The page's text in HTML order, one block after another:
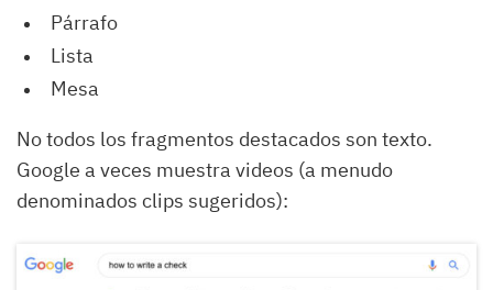
Párrafo
Lista
Mesa
No todos los fragmentos destacados son texto.
Google a veces muestra videos (a menudo
denominados clips sugeridos):